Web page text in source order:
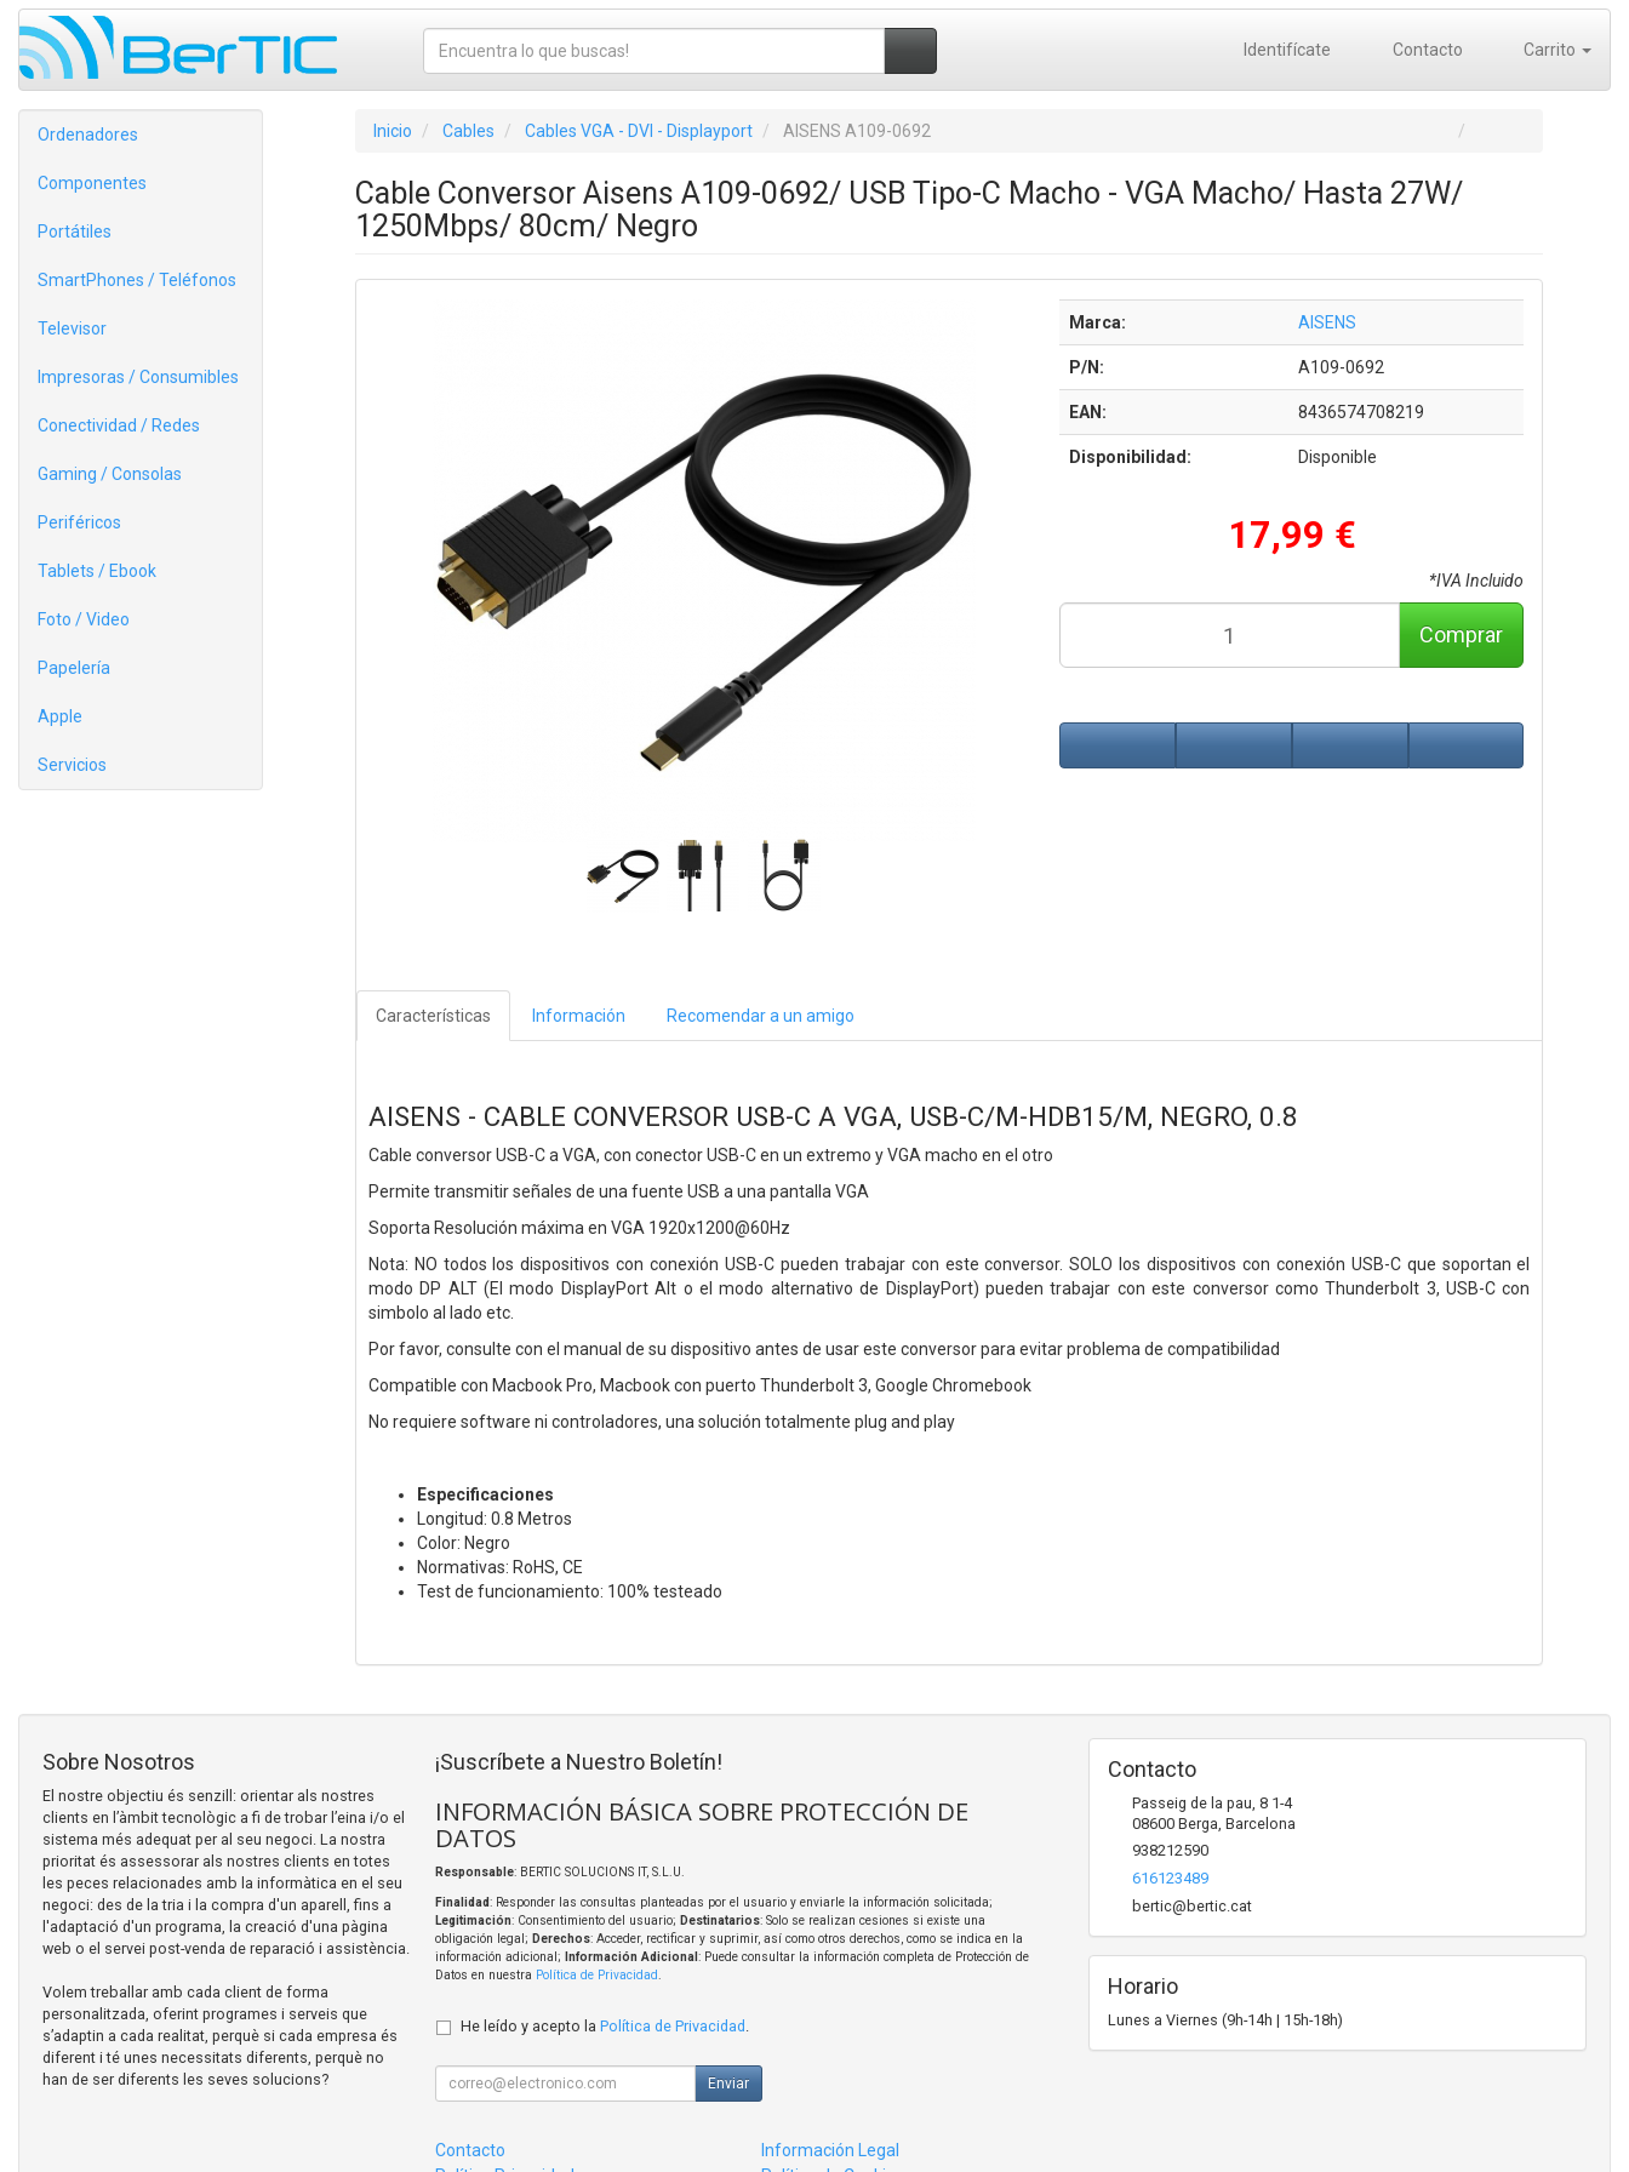
Identifícate Contacto Carrito
Ordenadores
Componentes
Portátiles
SmartPhones / Teléfonos
Televisor
Impresoras / Consumibles
Conectividad / Redes
Gaming / Consolas
Periféricos
Tablets / Ebook
Foto / Video
Papelería
Apple
Servicios
Inicio Cables Cables VGA - DVI - Displayport AISENS A109-0692
Cable Conversor Aisens A109-0692/ USB Tipo-C Macho - VGA Macho/ Hasta 27W/
1250Mbps/ 80cm/ Negro
Marca: AISENS
P/N: A109-0692
EAN: 8436574708219
Disponibilidad: Disponible
17,99 €
*IVA Incluido
Comprar
Características Información Recomendar a un amigo
AISENS - CABLE CONVERSOR USB-C A VGA, USB-C/M-HDB15/M, NEGRO, 0.8
Cable conversor USB-C a VGA, con conector USB-C en un extremo y VGA macho en el otro
Permite transmitir señales de una fuente USB a una pantalla VGA
Soporta Resolución máxima en VGA 1920x1200@60Hz
Nota: NO todos los dispositivos con conexión USB-C pueden trabajar con este conversor. SOLO los dispositivos con conexión USB-C que soportan el
modo DP ALT (El modo DisplayPort Alt o el modo alternativo de DisplayPort) pueden trabajar con este conversor como Thunderbolt 3, USB-C con
simbolo al lado etc.
Por favor, consulte con el manual de su dispositivo antes de usar este conversor para evitar problema de compatibilidad
Compatible con Macbook Pro, Macbook con puerto Thunderbolt 3, Google Chromebook
No requiere software ni controladores, una solución totalmente plug and play
Especificaciones
Longitud: 0.8 Metros
Color: Negro
Normativas: RoHS, CE
Test de funcionamiento: 100% testeado
Sobre Nosotros
El nostre objectiu és senzill: orientar als nostres
clients en l’àmbit tecnològic a fi de trobar l’eina i/o el
sistema més adequat per al seu negoci. La nostra
prioritat és assessorar als nostres clients en totes
les peces relacionades amb la informàtica en el seu
negoci: des de la tria i la compra d'un aparell, fins a
l'adaptació d'un programa, la creació d'una pàgina
web o el servei post-venda de reparació i assistència.
Volem treballar amb cada client de forma
personalitzada, oferint programes i serveis que
s’adaptin a cada realitat, perquè si cada empresa és
diferent i té unes necessitats diferents, perquè no
han de ser diferents les seves solucions?
¡Suscríbete a Nuestro Boletín!
INFORMACIÓN BÁSICA SOBRE PROTECCIÓN DE
DATOS
Responsable: BERTIC SOLUCIONS IT, S.L.U.
Finalidad: Responder las consultas planteadas por el usuario y enviarle la información solicitada;
Legitimación: Consentimiento del usuario; Destinatarios: Solo se realizan cesiones si existe una
obligación legal; Derechos: Acceder, rectificar y suprimir, así como otros derechos, como se indica en la
información adicional;
Información Adicional : Puede consultar la información completa de Protección de
Datos en nuestra Política de Privacidad.
He leído y acepto la Política de Privacidad .
Enviar
Contacto
Información Legal
Contacto
Passeig de la pau, 8 1-4
08600 Berga, Barcelona
938212590
616123489
bertic@bertic.cat
Horario
Lunes a Viernes (9h-14h | 15h-18h)